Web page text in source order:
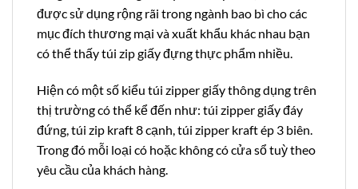
được sử dụng rộng rãi trong ngành bao bì cho các
mục đích thương mại và xuất khẩu khác nhau bạn
có thể thấy túi zip giấy đựng thực phẩm nhiều.
Hiện có một số kiểu túi zipper giấy thông dụng trên
thị trường có thể kể đến như: túi zipper giấy đáy
đứng, túi zip kraft 8 cạnh, túi zipper kraft ép 3 biên.
Trong đó mỗi loại có hoặc không có cửa sổ tuỳ theo
yêu cầu của khách hàng.